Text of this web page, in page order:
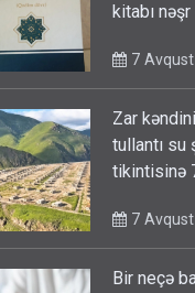
kitabı
7
Zar
tullantı su
tikintisinə
7
Bir neçə